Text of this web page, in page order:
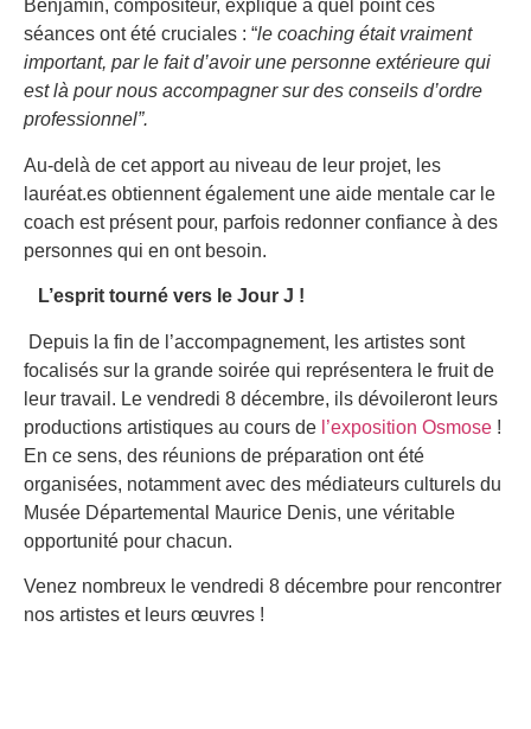
Benjamin, compositeur, explique à quel point ces
séances ont été cruciales : “le coaching était vraiment
important, par le fait d’avoir une personne extérieure qui
est là pour nous accompagner sur des conseils d’ordre
professionnel”.
Au-delà de cet apport au niveau de leur projet, les
lauréat.es obtiennent également une aide mentale car le
coach est présent pour, parfois redonner confiance à des
personnes qui en ont besoin.
L’esprit tourné vers le Jour J !
Depuis la fin de l’accompagnement, les artistes sont
focalisés sur la grande soirée qui représentera le fruit de
leur travail. Le vendredi 8 décembre, ils dévoileront leurs
productions artistiques au cours de l’exposition Osmose !
En ce sens, des réunions de préparation ont été
organisées, notamment avec des médiateurs culturels du
Musée Départemental Maurice Denis, une véritable
opportunité pour chacun.
Venez nombreux le vendredi 8 décembre pour rencontrer
nos artistes et leurs œuvres !